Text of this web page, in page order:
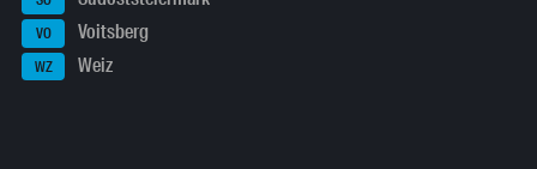
VO Voitsberg
WZ Weiz